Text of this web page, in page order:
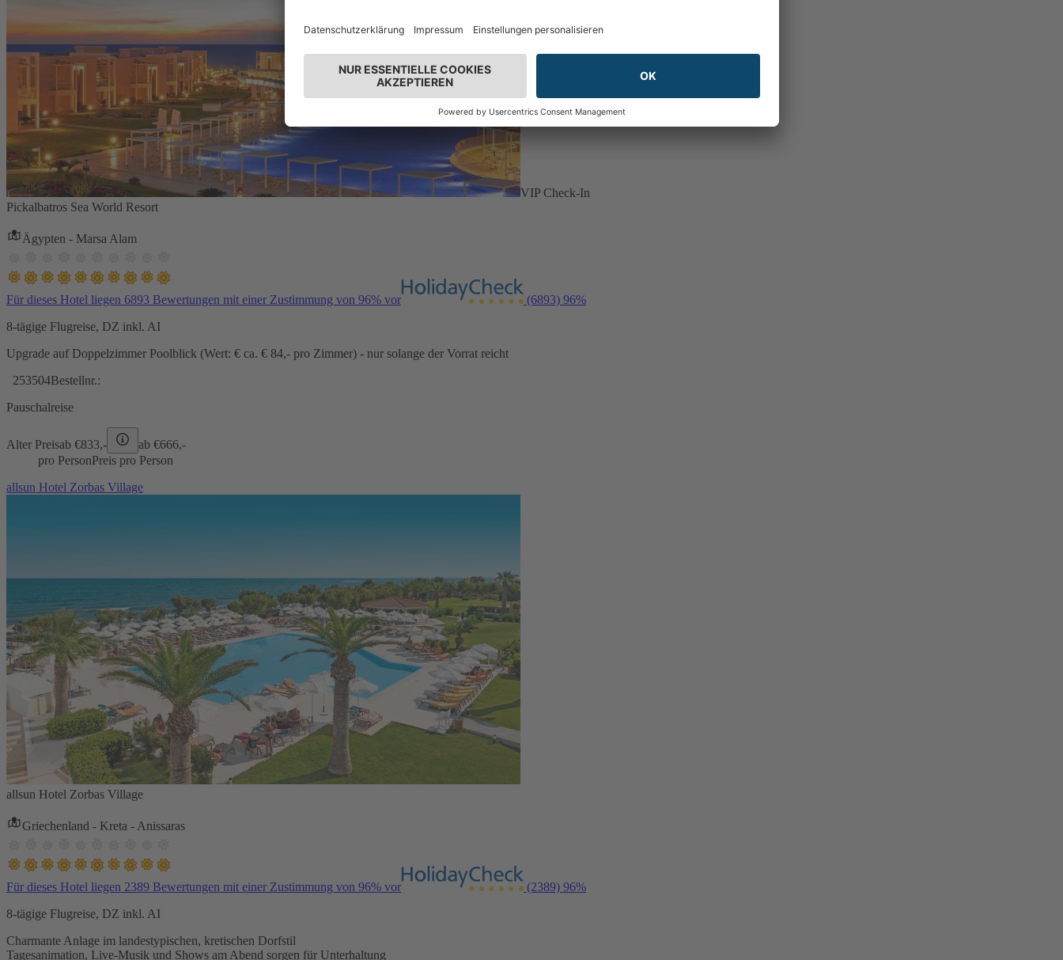
VIP Check-In
Pickalbatros Sea World Resort
Ägypten - Marsa Alam
Für dieses Hotel liegen 6893 Bewertungen mit einer Zustimmung von 96% vor (6893) 96%
8-tägige Flugreise, DZ inkl. AI
Upgrade auf Doppelzimmer Poolblick (Wert: € ca. € 84,- pro Zimmer) - nur solange der Vorrat reicht
253504Bestellnr.:
Pauschalreise
Alter Preisab €833,- ab €666,-
pro PersonPreis pro Person
allsun Hotel Zorbas Village
allsun Hotel Zorbas Village
Griechenland - Kreta - Anissaras
Für dieses Hotel liegen 2389 Bewertungen mit einer Zustimmung von 96% vor (2389) 96%
8-tägige Flugreise, DZ inkl. AI
Charmante Anlage im landestypischen, kretischen Dorfstil
Tagesanimation, Live-Musik und Shows am Abend sorgen für Unterhaltung